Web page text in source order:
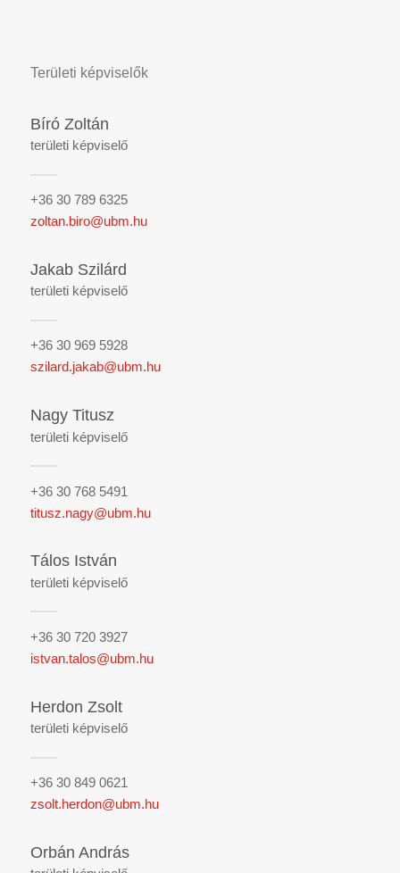
Területi képviselők
Bíró Zoltán
területi képviselő
+36 30 789 6325
zoltan.biro@ubm.hu
Jakab Szilárd
területi képviselő
+36 30 969 5928
szilard.jakab@ubm.hu
Nagy Titusz
területi képviselő
+36 30 768 5491
titusz.nagy@ubm.hu
Tálos István
területi képviselő
+36 30 720 3927
istvan.talos@ubm.hu
Herdon Zsolt
területi képviselő
+36 30 849 0621
zsolt.herdon@ubm.hu
Orbán András